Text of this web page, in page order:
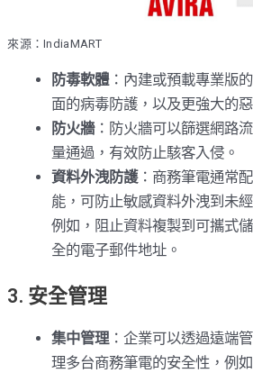
來源：IndiaMART
防毒軟體：內建或預載專業版
面的病毒防護，以及更強大的
防火牆：防火牆可以篩選網路
量通過，有效防止駭客入侵。
資料外洩防護：商務筆電通常
能，可防止敏感資料外洩到未
例如，阻止資料複製到可攜式
全的電子郵件地址。
3. 安全管理
集中管理：企業可以透過遠端
理多台商務筆電的安全性，例